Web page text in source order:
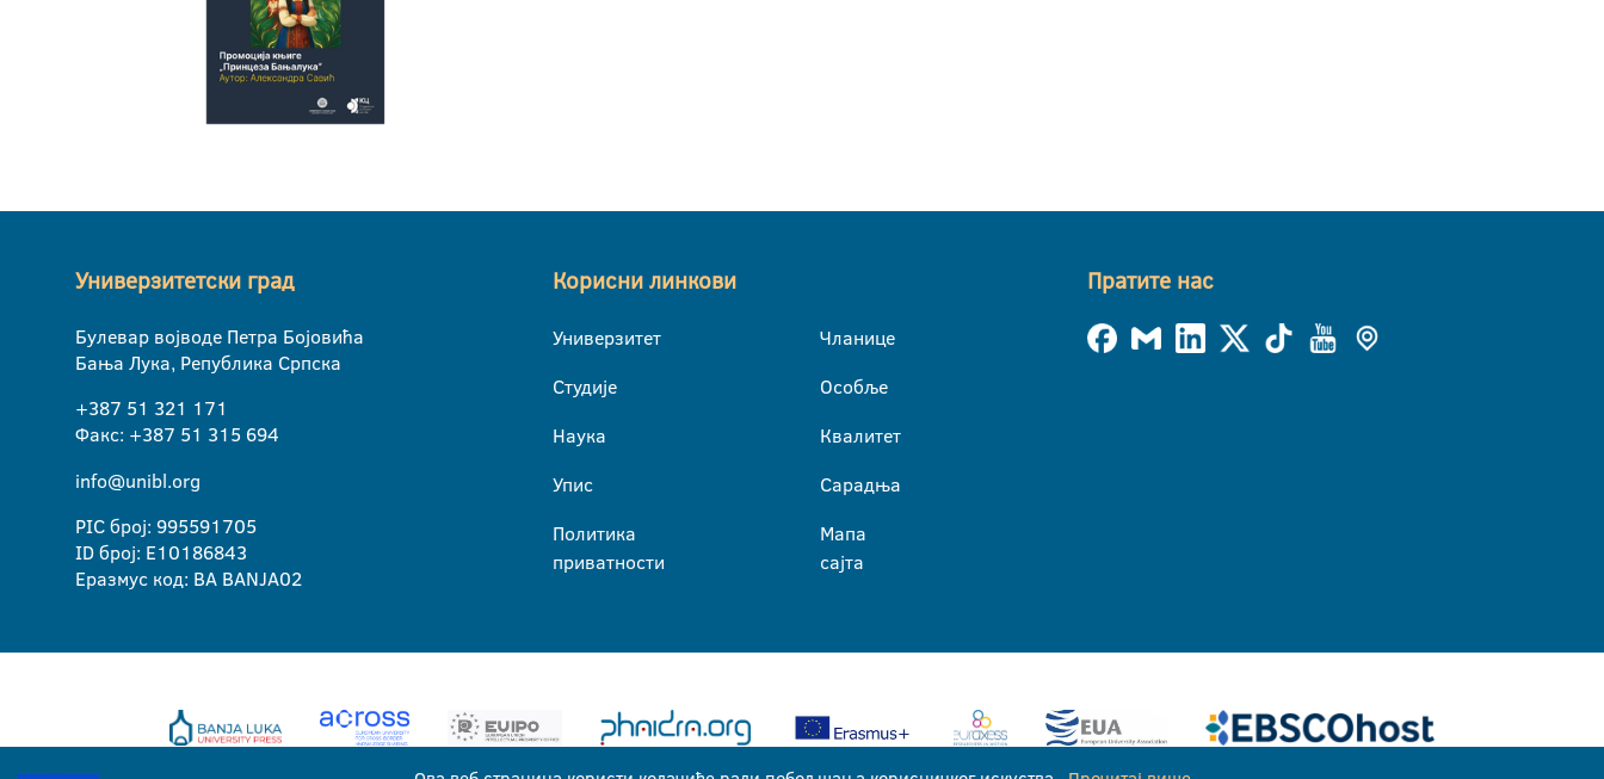
Универзитетски град
Булевар војводе Петра Бојовића
Бања Лука, Република Српска
+387 51 321 171
Факс: +387 51 315 694
info@unibl.org
PIC број: 995591705
ID број: E10186843
Еразмус код: BA BANJA02
Корисни линкови
Универзитет
Студије
Наука
Упис
Политика
приватности
Чланице
Особље
Квалитет
Сарадња
Мапа
сајта
Пратите нас